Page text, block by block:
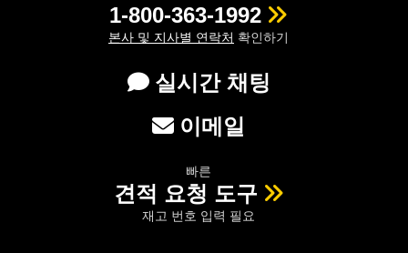
1-800-363-1992
본사 및 지사별 연락처 확인하기
실시간 채팅
이메일
빠른
견적 요청 도구
재고 번호 입력 필요